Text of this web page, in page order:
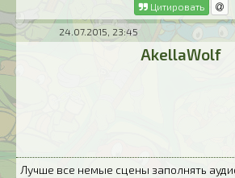
Цитировать
24.07.2015, 23:45
AkellaWolf
Лучше все немые сцены заполнять